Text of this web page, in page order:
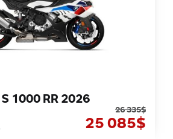
1000 RR 2026
26 335$
25 085$